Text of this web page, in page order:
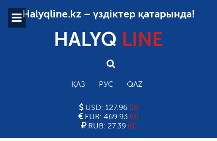
Halyqline.kz – үздіктер қатарында!
HALYQ LINE
ҚАЗ РУС QAZ
USD: 127.96 (0)
EUR: 469.93 (0)
RUB: 27.39 (0)